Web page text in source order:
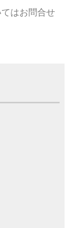
はお問合せ